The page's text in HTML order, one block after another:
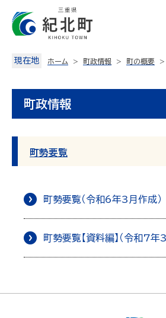
content
現在地 ホーム 町政情報 町の概要
町政情報
町勢要覧
町勢要覧（令和6年3月作成）
町勢要覧【資料編】（令和7